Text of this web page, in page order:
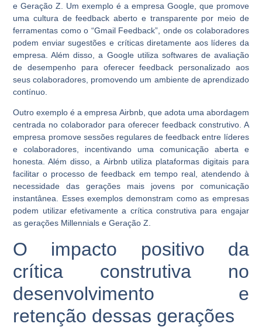
e Geração Z. Um exemplo é a empresa Google, que promove
uma cultura de feedback aberto e transparente por meio de
ferramentas como o “Gmail Feedback”, onde os colaboradores
podem enviar sugestões e críticas diretamente aos líderes da
empresa. Além disso, a Google utiliza softwares de avaliação
de desempenho para oferecer feedback personalizado aos
seus colaboradores, promovendo um ambiente de aprendizado
contínuo.
Outro exemplo é a empresa Airbnb, que adota uma abordagem
centrada no colaborador para oferecer feedback construtivo. A
empresa promove sessões regulares de feedback entre líderes
e colaboradores, incentivando uma comunicação aberta e
honesta. Além disso, a Airbnb utiliza plataformas digitais para
facilitar o processo de feedback em tempo real, atendendo à
necessidade das gerações mais jovens por comunicação
instantânea. Esses exemplos demonstram como as empresas
podem utilizar efetivamente a crítica construtiva para engajar
as gerações Millennials e Geração Z.
O impacto positivo da
crítica construtiva no
desenvolvimento e
retenção dessas gerações